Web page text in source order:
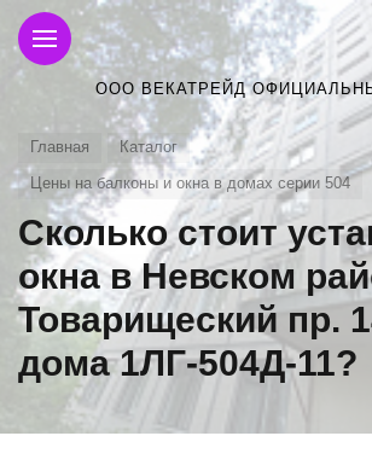
ООО ВЕКАТРЕЙД
Главная
Каталог
Цены на балконы и окна в домах серии 504
Сколько стоит
окна в Невском
Товарищеский пр.
дома 1ЛГ-504Д-11?